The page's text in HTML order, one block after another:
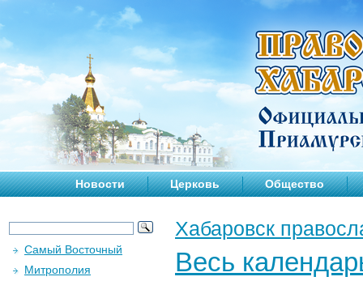
Новости Церковь Общество
Хабаровск
Весь
Самый Восточный
Митрополия